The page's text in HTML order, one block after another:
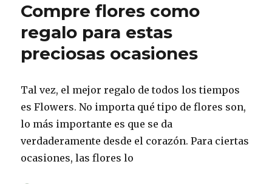
Compre flores como
regalo para estas
preciosas ocasiones
Tal vez, el mejor regalo de todos los tiempos
es Flowers. No importa qué tipo de flores son,
lo más importante es que se da
verdaderamente desde el corazón. Para ciertas
ocasiones, las flores lo